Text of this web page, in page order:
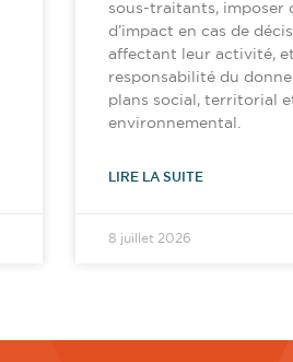
sous-traitants, imposer
d’impact en cas de
affectant leur activité,
responsabilité du
plans social, territorial
environnemental.
LIRE LA SUITE
8 juillet 2026